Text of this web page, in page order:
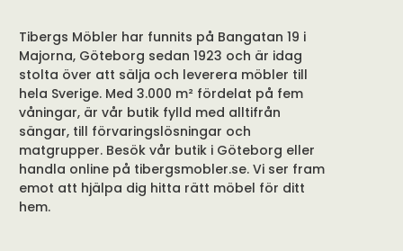
Tibergs Möbler har funnits på Bangatan 19 i
Majorna, Göteborg sedan 1923 och är idag
stolta över att sälja och leverera möbler till
hela Sverige. Med 3.000 m² fördelat på fem
våningar, är vår butik fylld med alltifrån
sängar, till förvaringslösningar och
matgrupper. Besök vår butik i Göteborg eller
handla online på tibergsmobler.se. Vi ser fram
emot att hjälpa dig hitta rätt möbel för ditt
hem.